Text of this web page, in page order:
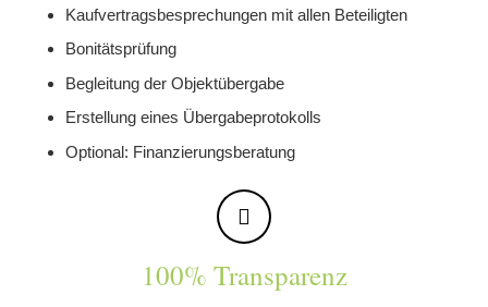
Kaufvertragsbesprechungen mit allen Beteiligten
Bonitätsprüfung
Begleitung der Objektübergabe
Erstellung eines Übergabeprotokolls
Optional: Finanzierungsberatung
100% Transparenz